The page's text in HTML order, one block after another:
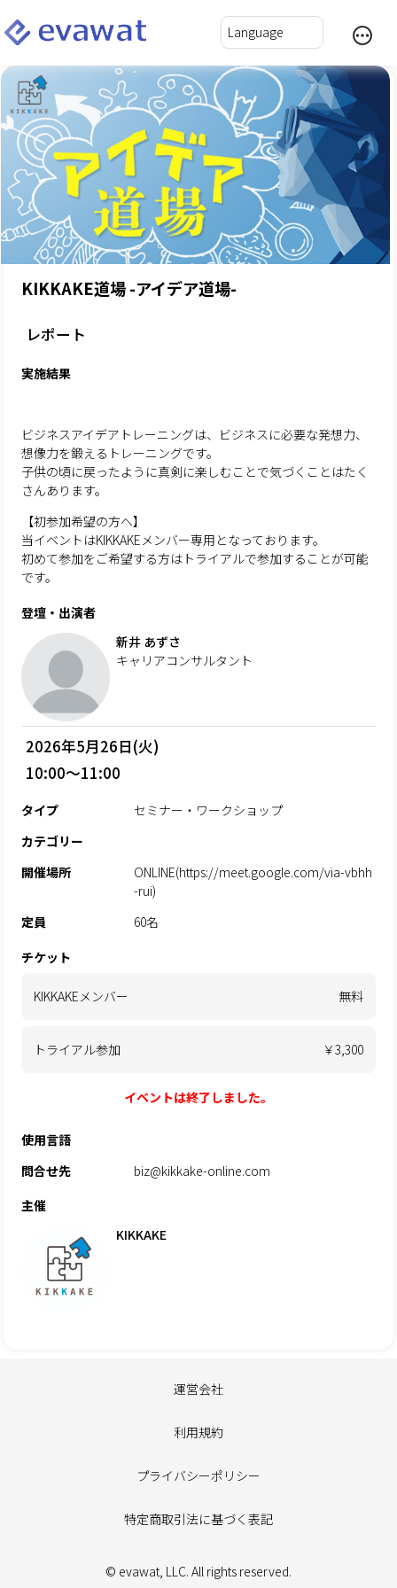
KIKKAKE道場 -アイデア道場-
レポート
実施結果
ビジネスアイデアトレーニングは、ビジネスに必要な発想力、
想像力を鍛えるトレーニングです。
子供の頃に戻ったように真剣に楽しむことで気づくことはたく
さんあります。
【初参加希望の方へ】
当イベントはKIKKAKEメンバー専用となっております。
初めて参加をご希望する方はトライアルで参加することが可能
です。
登壇・出演者
新井 あずさ
キャリアコンサルタント
2026年5月26日(火)
10:00～11:00
タイプ
セミナー・ワークショップ
カテゴリー
開催場所
ONLINE(https://meet.google.com/via-vbhh
-rui)
定員
60名
チケット
KIKKAKEメンバー 無料
トライアル参加 ￥3,300
イベントは終了しました。
使用言語
問合せ先
biz@kikkake-online.com
主催
KIKKAKE
運営会社
利用規約
プライバシーポリシー
特定商取引法に基づく表記
© evawat, LLC. All rights reserved.